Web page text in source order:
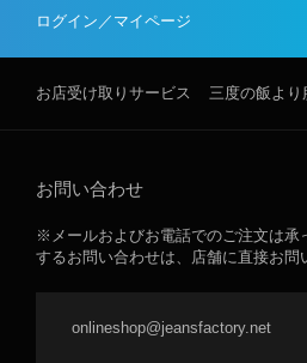
ログイン／マイページ
お店受け取りサービス 三度の飯より
お問い合わせ
※メールおよびお電話でのご注文は承
するお問い合わせは、店舗に直接お問
onlineshop@jeansfactory.net